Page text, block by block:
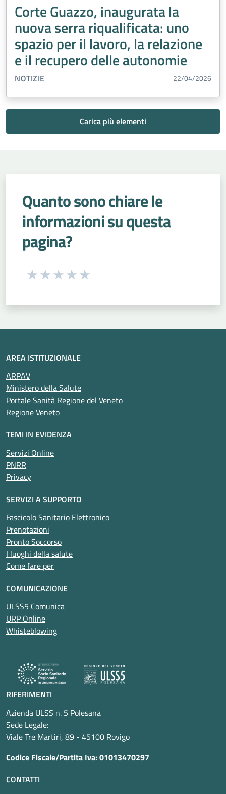
Corte Guazzo, inaugurata la
nuova serra riqualificata: uno
spazio per il lavoro, la relazione
e il recupero delle autonomie
TIPO CONTENUTO:
NOTIZIE 22/04/2026
Carica più elementi
Quanto sono chiare le
informazioni su questa
pagina?
Seleziona una valutazione da 1 a 5 stelle
AREA ISTITUZIONALE
ARPAV
Ministero della Salute
Portale Sanità Regione del Veneto
Regione Veneto
TEMI IN EVIDENZA
Servizi Online
PNRR
Privacy
SERVIZI A SUPPORTO
Fascicolo Sanitario Elettronico
Prenotazioni
Pronto Soccorso
I luoghi della salute
Come fare per
COMUNICAZIONE
ULSS5 Comunica
URP Online
Whisteblowing
RIFERIMENTI
Azienda ULSS n. 5 Polesana
Sede Legale:
Viale Tre Martiri, 89 - 45100 Rovigo
Codice Fiscale/Partita Iva: 01013470297
CONTATTI